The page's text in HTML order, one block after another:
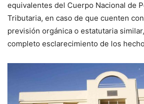
equivalentes del Cuerpo Nacional de
Tributaria, en caso de que cuenten
previsión orgánica o estatutaria
completo esclarecimiento de los